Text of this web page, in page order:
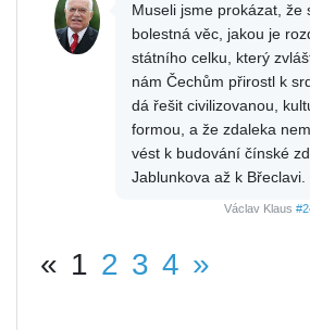
Museli jsme prokázat, že
bolestná věc, jakou je
státního celku, který
nám Čechům přirostl k
dá řešit civilizovanou,
formou, a že zdaleka
vést k budování čínské
Jablunkova až k Břeclavi.
Václav Klaus
« 1 2 3 4 »